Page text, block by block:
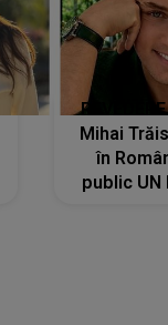
Mihai
în
public UN